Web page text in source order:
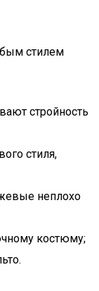
стилем
стройность
стиля,
неплохо
костюму;